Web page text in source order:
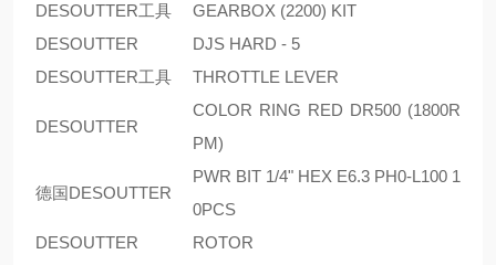
DESOUTTER工具
GEARBOX (2200) KIT
DESOUTTER
DJS HARD - 5
DESOUTTER工具
THROTTLE LEVER
DESOUTTER
COLOR RING RED DR500 (1800R
PM)
德国DESOUTTER
PWR BIT 1/4" HEX E6.3 PH0-L100 1
0PCS
DESOUTTER
ROTOR